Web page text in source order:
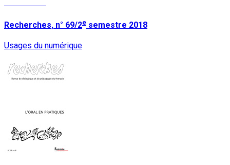
Recherches, n° 69/2e semestre 2018
Usages du numérique